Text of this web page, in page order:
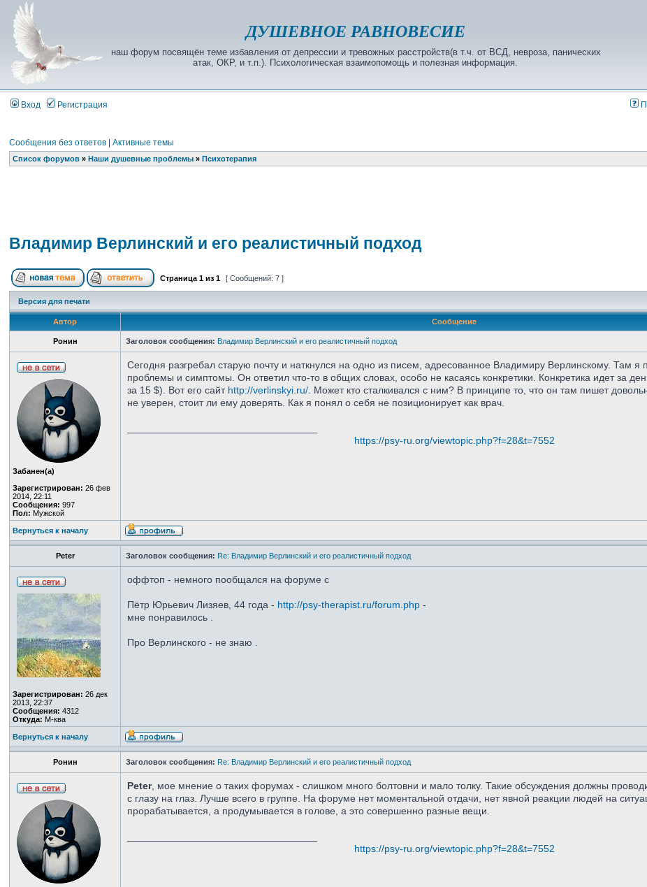
ДУШЕВНОЕ РАВНОВЕСИЕ
наш форум посвящён теме избавления от депрессии и тревожных расстройств(в т.ч. от ВСД, невроза, панических
атак, ОКР, и т.п.). Психологическая взаимопомощь и полезная информация.
Вход Регистрация
Сообщения без ответов |Активные темы
Список форумов »Наши душевные проблемы »Психотерапия
Владимир Верлинский и его реалистичный подход
Страница1 из1 [ Сообщений: 7 ]
Версия для печати
Автор Сообщение
Ронин Заголовок сообщения: Владимир Верлинский и его реалистичный подход
Забанен(а)
Зарегистрирован: 26 фев
2014, 22:11
Сообщения: 997
Пол: Мужской
Сегодня разгребал старую почту и наткнулся на одно из писем, адресованное Владимиру Верлинскому. Там я
проблемы и симптомы. Он ответил что-то в общих словах, особо не касаясь конкретики. Конкретика идет за
за 15 $). Вот его сайт http://verlinskyi.ru/ . Может кто сталкивался с ним? В принципе то, что он там пишет
не уверен, стоит ли ему доверять. Как я понял о себя не позиционирует как врач.
https://psy-ru.org/viewtopic.php?f=28&t=7552
Вернуться к началу
Peter Заголовок сообщения: Re: Владимир Верлинский и его реалистичный подход
Зарегистрирован: 26 дек
2013, 22:37
Сообщения: 4312
Откуда: М-ква
оффтоп - немного пообщался на форуме с
Пётр Юрьевич Лизяев, 44 года - http://psy-therapist.ru/forum.php -
мне понравилось .
Про Верлинского - не знаю .
Вернуться к началу
Ронин Заголовок сообщения: Re: Владимир Верлинский и его реалистичный подход
Peter, мое мнение о таких форумах - слишком много болтовни и мало толку. Такие обсуждения должны
с глазу на глаз. Лучше всего в группе. На форуме нет моментальной отдачи, нет явной реакции людей на
прорабатывается, а продумывается в голове, а это совершенно разные вещи.
https://psy-ru.org/viewtopic.php?f=28&t=7552